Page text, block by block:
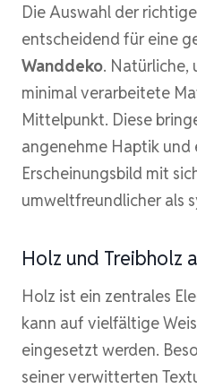
Die Auswahl der
entscheidend für eine
Wanddeko. Natürliche,
minimal verarbeitete
Mittelpunkt. Diese
angenehme Haptik und
Erscheinungsbild mit
umweltfreundlicher als
Holz und Treibholz
Holz ist ein zentrales
kann auf vielfältige
eingesetzt werden.
seiner verwitterten